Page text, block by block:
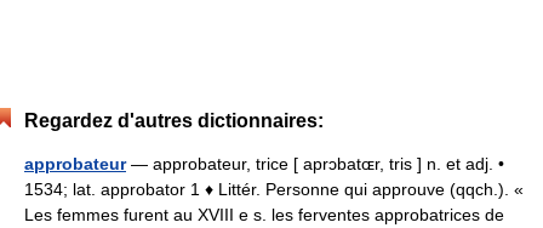
Regardez d'autres dictionnaires:
approbateur— approbateur, trice [ aprɔbatɶr, tris ] n. et adj. •
1534; lat. approbator 1 ♦ Littér. Personne qui approuve (qqch.). «
Les femmes furent au XVIII e s. les ferventes approbatrices de